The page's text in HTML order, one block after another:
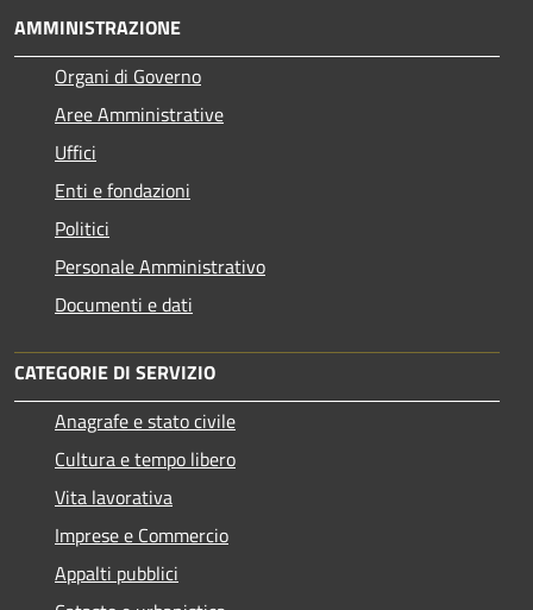
AMMINISTRAZIONE
Organi di Governo
Aree Amministrative
Uffici
Enti e fondazioni
Politici
Personale Amministrativo
Documenti e dati
CATEGORIE DI SERVIZIO
Anagrafe e stato civile
Cultura e tempo libero
Vita lavorativa
Imprese e Commercio
Appalti pubblici